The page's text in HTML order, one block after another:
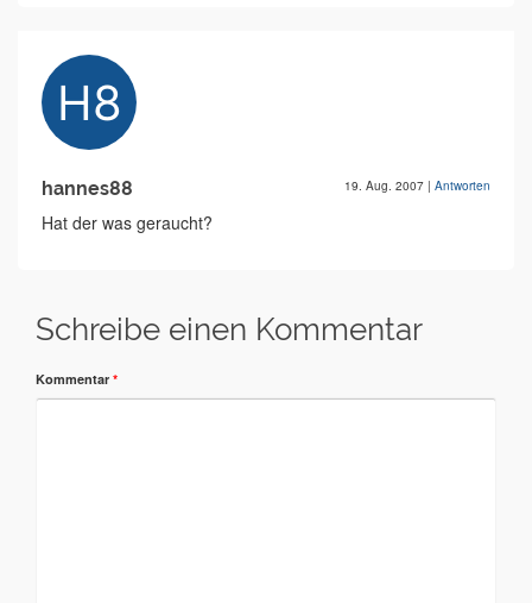
hannes88 19. Aug. 2007 | Antworten
Hat der was geraucht?
Schreibe einen Kommentar
Kommentar *